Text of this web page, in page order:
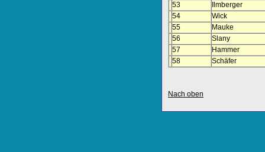
53
Ilmberger
54
Wick
55
Mauke
56
Slany
57
Hammer
58
Schäfer
Nach oben